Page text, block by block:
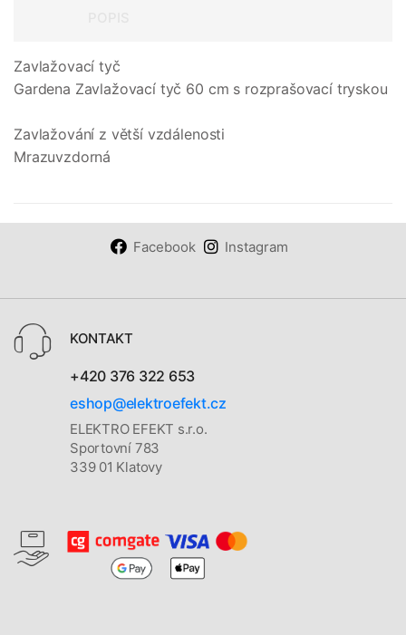
Zavlažovací tyč
Gardena Zavlažovací tyč 60 cm s rozprašovací tryskou
Zavlažování z větší vzdálenosti
Mrazuvzdorná
Facebook Instagram
KONTAKT
+420 376 322 653
eshop@elektroefekt.cz
ELEKTRO EFEKT s.r.o.
Sportovní 783
339 01 Klatovy